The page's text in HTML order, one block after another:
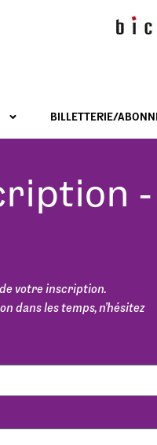
BILLETTERIE/
votre inscription.
dans les temps, n’hésitez